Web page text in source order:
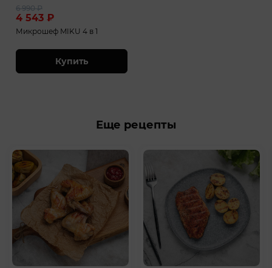
4 543 ₽
6 990₽
Микрошеф MIKU 4 в 1
Купить
Еще рецепты